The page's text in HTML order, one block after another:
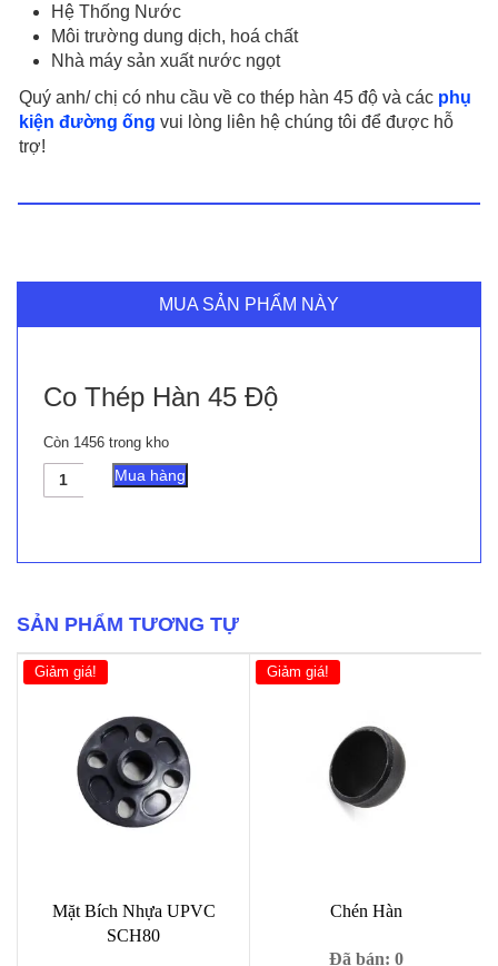
Hệ Thống Nước
Môi trường dung dịch, hoá chất
Nhà máy sản xuất nước ngọt
Quý anh/ chị có nhu cầu về co thép hàn 45 độ và các phụ
kiện đường ống vui lòng liên hệ chúng tôi để được hỗ
trợ!
MUA SẢN PHẨM NÀY
Co Thép Hàn 45 Độ
Còn 1456 trong kho
Co
Mua hàng
SẢN PHẨM TƯƠNG TỰ
Giảm giá!
Mặt Bích Nhựa UPVC
SCH80
Giảm giá!
Chén Hàn
Đã bán: 0